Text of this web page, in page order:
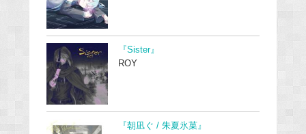
『Sister』
ROY
『朝凪ぐ / 朱夏氷菓』